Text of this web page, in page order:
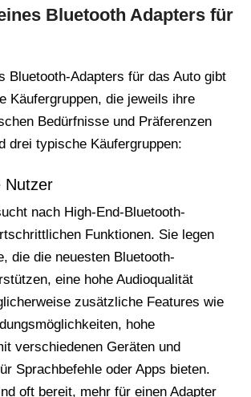
Bluetooth Adapters für
Bluetooth-Adapters für das Auto gibt
Käufergruppen, die jeweils ihre
Bedürfnisse und Präferenzen
drei typische Käufergruppen:
Nutzer
nach High-End-Bluetooth-
Funktionen. Sie legen
die die neuesten Bluetooth-
eine hohe Audioqualität
zusätzliche Features wie
hohe
verschiedenen Geräten und
Sprachbefehle oder Apps bieten.
oft bereit, mehr für einen Adapter